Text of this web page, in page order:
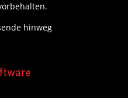
hinweg